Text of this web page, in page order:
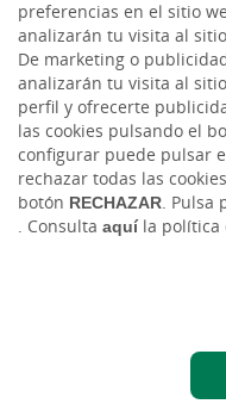
preferencias en el sitio
analizarán tu visita al
De marketing o
analizarán tu visita al
perfil y ofrecerte
las cookies pulsando el
configurar puede pulsar
rechazar todas las
botón RECHAZAR. Pulsa
. Consulta aquíla política
Tablón de anuncios Tipos
Protección